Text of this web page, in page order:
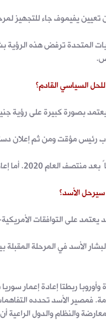
تعيين يفيموف جاء للتجهيز
المتحدة ترفض هذه
السياسي القادم؟
بصورة كبيرة على رؤية
رئيس مؤقت ومن ثم إعلان
الإعمار فسوف تتم بعد الاستقرار السياسي.
الأسد؟
يعتمد على التوافقات
لبشار الأسد في المرحلة
وأوروبا ربطتا إعادة إعمار
فمصير الأسد تحدده
والنظام والدول الراعية